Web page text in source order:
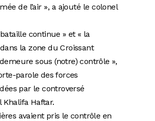
de l’air », a ajouté le colonel
continue » et « la
la zone du Croissant
sous (notre) contrôle »,
parole des forces
par le controversé
Khalifa Haftar.
avaient pris le contrôle en